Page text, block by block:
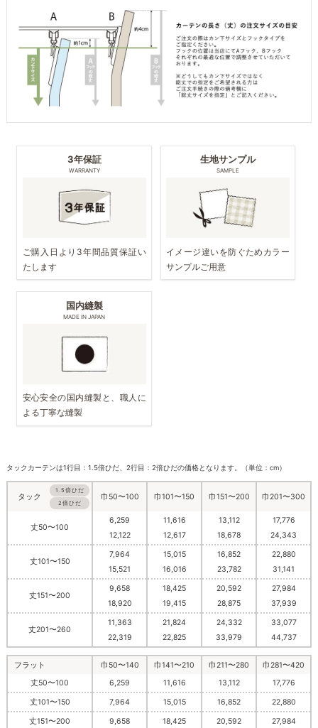
3年保証
WARRANTY
ご購入日より3年間品質保証い
たします
生地サンプル
SAMPLE
イメージ違いを防ぐためカラー
サンプルご用意
国内縫製
MADE IN JAPAN
安心安全の国内縫製と、職人に
よる丁寧な縫製
タックカーテンは1行目：1.5倍ひだ、2行目：2倍ひだの価格となります。（単位：cm）
タック
1.5倍ひだ
2倍ひだ
巾50〜100 巾101〜150 巾151〜200 巾201〜300
丈50〜100
6,259
12,122
11,616
12,617
13,112
18,678
17,776
24,343
丈101〜150
7,964
15,521
15,015
16,016
16,852
23,782
22,880
31,141
丈151〜200
9,658
18,920
18,425
19,415
20,592
28,875
27,984
37,939
丈201〜260
11,363
22,319
21,824
22,825
24,332
33,979
33,077
44,737
フラット 巾50〜140 巾141〜210 巾211〜280
巾281〜420
丈50〜100
6,259 11,616 13,112 17,776
丈101〜150 7,964 15,015 16,852 22,880
丈151〜200 9,658 18,425 20,592 27,984